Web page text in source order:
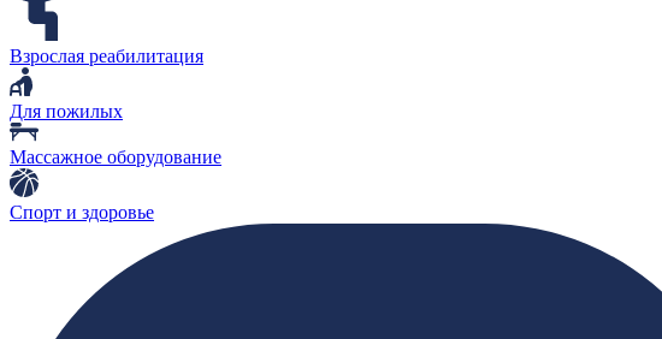
Взрослая реабилитация
Для пожилых
Массажное оборудование
Спорт и здоровье